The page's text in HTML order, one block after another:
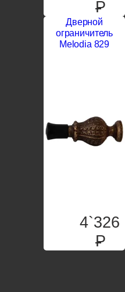
P
Дверной
ограничитель
Melodia 829
4`326
P